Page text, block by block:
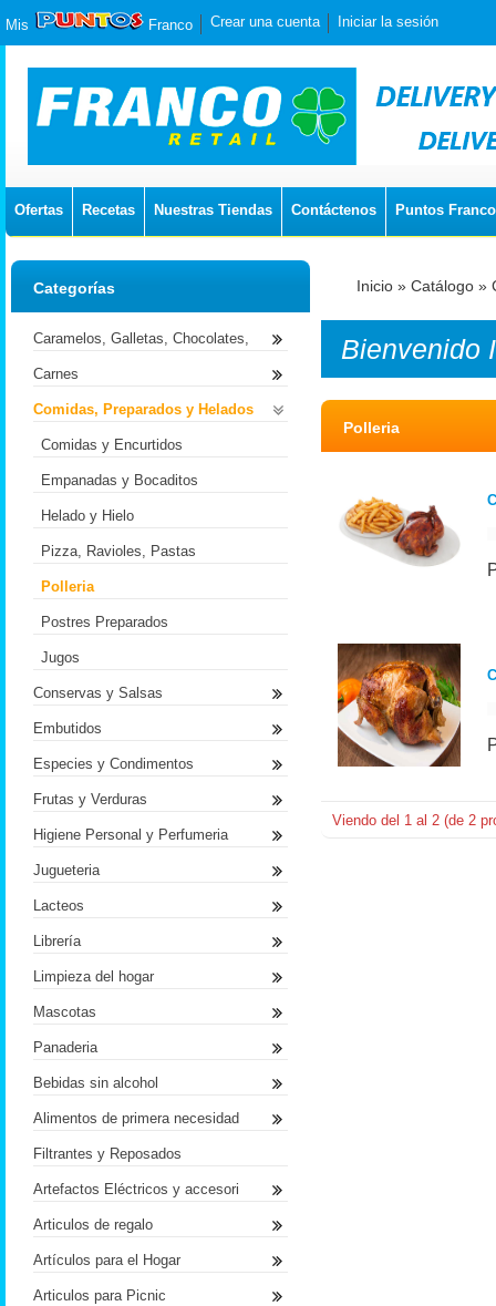
Mis Franco Crear una cuenta Iniciar la sesión
Ofertas Recetas Nuestras Tiendas Contáctenos Puntos Franco
Inicio » Catálogo »
Bienvenido
Polleria
Viendo del 1 al 2 (de 2
Categorías
Caramelos, Galletas, Chocolates,
Carnes
Comidas, Preparados y Helados
Comidas y Encurtidos
Empanadas y Bocaditos
Helado y Hielo
Pizza, Ravioles, Pastas
Polleria
Postres Preparados
Jugos
Conservas y Salsas
Embutidos
Especies y Condimentos
Frutas y Verduras
Higiene Personal y Perfumeria
Jugueteria
Lacteos
Librería
Limpieza del hogar
Mascotas
Panaderia
Bebidas sin alcohol
Alimentos de primera necesidad
Filtrantes y Reposados
Artefactos Eléctricos y accesori
Articulos de regalo
Artículos para el Hogar
Articulos para Picnic